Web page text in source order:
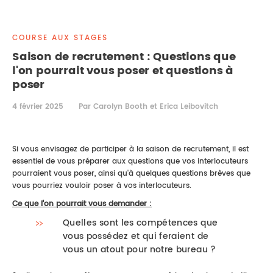
PROPRIÉTÉ INTELLECTUELLE
DROIT DE LA FAMILLE
COURSE AUX STAGES
Saison de recrutement : Questions que
l'on pourrait vous poser et questions à
poser
4 février 2025 Par Carolyn Booth et Erica Leibovitch
Si vous envisagez de participer à la saison de recrutement, il est
essentiel de vous préparer aux questions que vos interlocuteurs
pourraient vous poser, ainsi qu'à quelques questions brèves que
vous pourriez vouloir poser à vos interlocuteurs.
Ce que l'on pourrait vous demander :
Quelles sont les compétences que
vous possédez et qui feraient de
vous un atout pour notre bureau ?